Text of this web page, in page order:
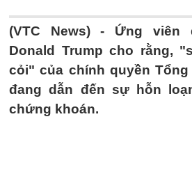
(VTC News) - Ứng viên
Donald Trump cho rằng,
cỏi" của chính quyền
đang dẫn đến sự hỗn
chứng khoán.